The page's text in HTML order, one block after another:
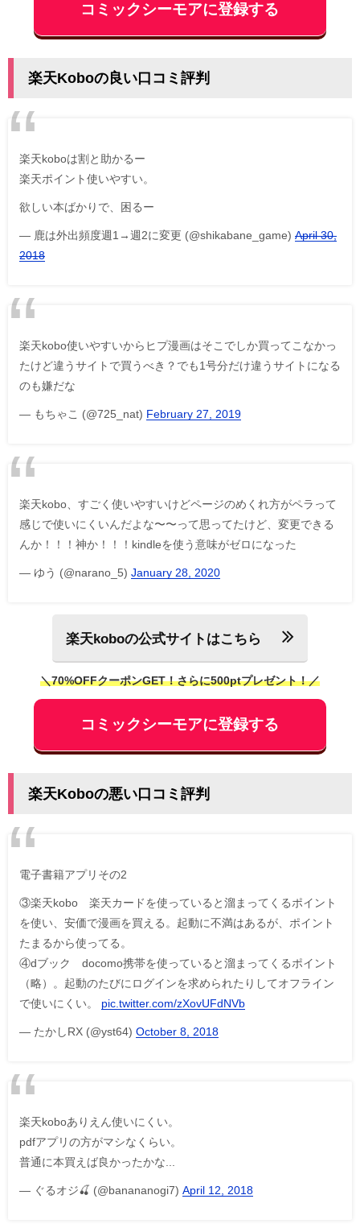
コミックシーモアに登録する
楽天Koboの良い口コミ評判
楽天koboは割と助かるー
楽天ポイント使いやすい。
欲しい本ばかりで、困るー
— 鹿は外出頻度週1→週2に変更 (@shikabane_game) April 30,
2018
楽天kobo使いやすいからヒプ漫画はそこでしか買ってこなかっ
たけど違うサイトで買うべき？でも1号分だけ違うサイトになる
のも嫌だな
— もちゃこ (@725_nat) February 27, 2019
楽天kobo、すごく使いやすいけどページのめくれ方がペラって
感じで使いにくいんだよな〜〜って思ってたけど、変更できる
んか！！！神か！！！kindleを使う意味がゼロになった
— ゆう (@narano_5) January 28, 2020
楽天koboの公式サイトはこちら
＼70%OFFクーポンGET！さらに500ptプレゼント！／
コミックシーモアに登録する
楽天Koboの悪い口コミ評判
電子書籍アプリその2
③楽天kobo 楽天カードを使っていると溜まってくるポイント
を使い、安価で漫画を買える。起動に不満はあるが、ポイント
たまるから使ってる。
④dブック docomo携帯を使っていると溜まってくるポイント
（略）。起動のたびにログインを求められたりしてオフライン
で使いにくい。 pic.twitter.com/zXovUFdNVb
— たかしRX (@yst64) October 8, 2018
楽天koboありえん使いにくい。
pdfアプリの方がマシなくらい。
普通に本買えば良かったかな...
— ぐるオジ🍒 (@banananogi7) April 12, 2018